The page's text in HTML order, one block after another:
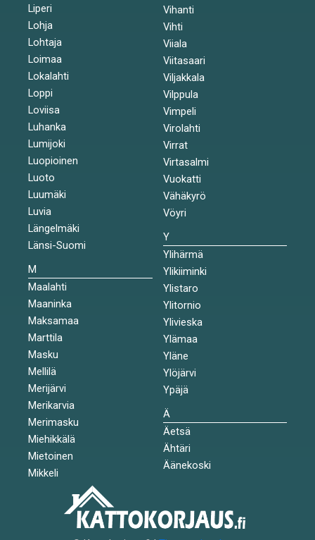
Liperi
Lohja
Lohtaja
Loimaa
Lokalahti
Loppi
Loviisa
Luhanka
Lumijoki
Luopioinen
Luoto
Luumäki
Luvia
Längelmäki
Länsi-Suomi
M
Maalahti
Maaninka
Maksamaa
Marttila
Masku
Mellilä
Merijärvi
Merikarvia
Merimasku
Miehikkälä
Mietoinen
Mikkeli
Vihanti
Vihti
Viiala
Viitasaari
Viljakkala
Vilppula
Vimpeli
Virolahti
Virrat
Virtasalmi
Vuokatti
Vähäkyrö
Vöyri
Y
Ylihärmä
Ylikiiminki
Ylistaro
Ylitornio
Ylivieska
Ylämaa
Yläne
Ylöjärvi
Ypäjä
Ä
Äetsä
Ähtäri
Äänekoski